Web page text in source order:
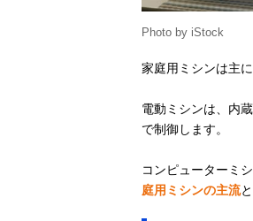
Photo by iStock
家庭用ミシンは主に
電動ミシンは、内
で制御します。
コンピューターミ
庭用ミシンの主流